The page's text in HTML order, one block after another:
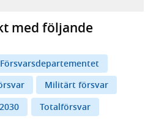
med följande
Försvarsdepartementet
Militärt försvar
Totalförsvar